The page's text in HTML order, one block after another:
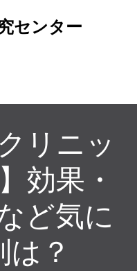
センター
リニッ
効果・
ど気に
？